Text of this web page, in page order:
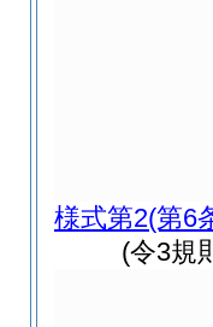
様式第2(第6
(令3規